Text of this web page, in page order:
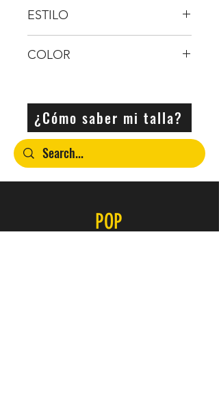
ESTILO
COLOR
¿Cómo saber mi talla?
POP